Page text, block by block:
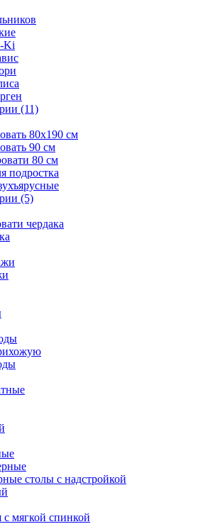
Ki
(11)
80х190 см
90 см
80 см
подростка
(5)
чердака
столы с надстройкой
с мягкой спинкой